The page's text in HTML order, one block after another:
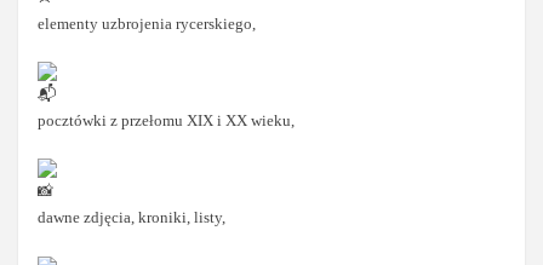
elementy uzbrojenia rycerskiego,
pocztówki z przełomu XIX i XX wieku,
dawne zdjęcia, kroniki, listy,